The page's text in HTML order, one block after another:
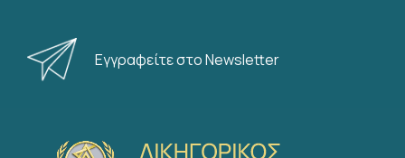
Εγγραφείτε στο Newsletter